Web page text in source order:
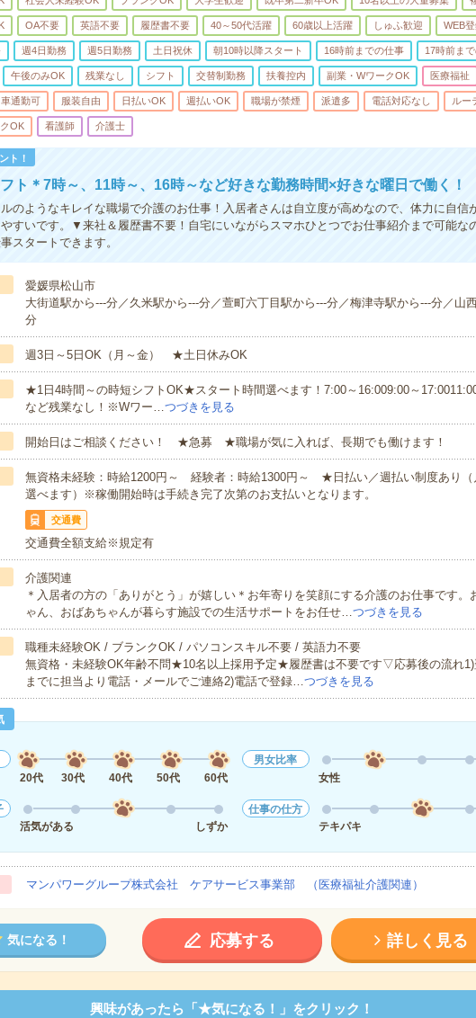
OA不要 英語不要 履歴書不要 40～50代活躍 60歳以上活躍 しゅふ歓迎 WEB
週4日勤務 週5日勤務 土日祝休 朝10時以降スタート 16時前までの仕事 17時前ま
午後のみOK 残業なし シフト 交替制勤務 扶養控内 副業・WワークOK 医療福祉
車通勤可 服装自由 日払いOK 週払いOK 職場が禁煙 派遣多 電話対応なし ルー
OK 看護師 介護士
ト！
ト＊7時～、11時～、16時～など好きな勤務時間×好きな曜日で働く！
のようなキレイな職場で介護のお仕事！入居者さんは自立度が高めなので、体力に自信
すいです。▼来社＆履歴書不要！自宅にいながらスマホひとつでお仕事紹介まで可能な
スタートできます。
愛媛県松山市
大街道駅から---分／久米駅から---分／萱町六丁目駅から---分／梅津寺駅から---分／山
分
週3日～5日OK（月～金） ★土日休みOK
★1日4時間～の時短シフトOK★スタート時間選べます！7:00～16:009:00～
など残業なし！※Wワー…つづきを見る
開始日はご相談ください！ ★急募 ★職場が気に入れば、長期でも働けます！
無資格未経験：時給1200円～ 経験者：時給1300円～ ★日払い／週払い制度あり（
選べます）※稼働開始時は手続き完了次第のお支払いとなります。
交通費
交通費全額支給※規定有
介護関連
＊入居者の方の「ありがとう」が嬉しい＊お年寄りを笑顔にする介護のお仕事です。
ゃん、おばあちゃんが暮らす施設での生活サポートをお任せ…つづきを見る
職種未経験OK / ブランクOK / パソコンスキル不要 / 英語力不要
無資格・未経験OK年齢不問★10名以上採用予定★履歴書は不要です▽応募後の流れ1)
までに担当より電話・メールでご連絡2)電話で登録…つづきを見る
20代
30代 40代 50代 60代
男女比率
女性
活気がある
しずか
仕事の仕方
テキパキ
マンパワーグループ株式会社 ケアサービス事業部 （医療福祉介護関連）
気になる！ 応募する 詳しく見る
興味があったら「★気になる！」をクリック！